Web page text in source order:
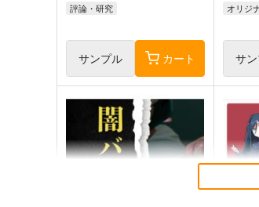
評論・研究
サンプル カート
オリジ
サ